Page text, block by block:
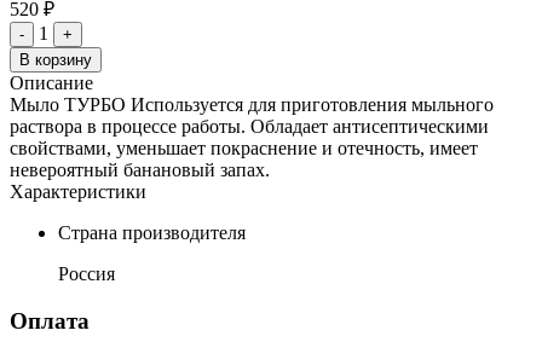
520 ₽
- 1
+
В корзину
Описание
Мыло ТУРБО Используется для приготовления мыльного
раствора в процессе работы. Обладает антисептическими
свойствами, уменьшает покраснение и отечность, имеет
невероятный банановый запах.
Характеристики
Страна производителя
Россия
Оплата